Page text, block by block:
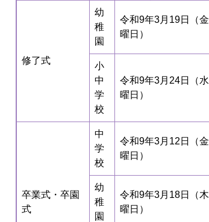
修了式
幼
稚
園
令和9年3月19日（金
曜日）
小
中
学
校
令和9年3月24日（水
曜日）
卒業式・卒園
式
中
学
校
令和9年3月12日（金
曜日）
幼
稚
園
令和9年3月18日（木
曜日）